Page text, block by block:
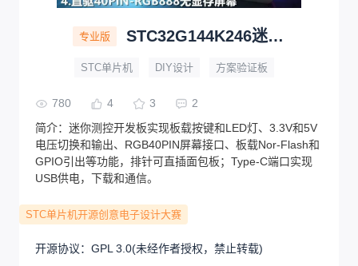
专业版 STC32G144K246迷你测控开发板直插面包板直驱RGB屏
STC单片机 DIY设计 方案验证板
780 4 3
2
简介： 迷你测控开发板实现板载按键和LED灯、3.3V和5V
电压切换和输出、RGB40PIN屏幕接口、板载Nor-Flash和
GPIO引出等功能，排针可直插面包板；Type-C端口实现
USB供电，下载和通信。
STC单片机开源创意电子设计大赛
开源协议： GPL 3.0(未经作者授权，禁止转载)